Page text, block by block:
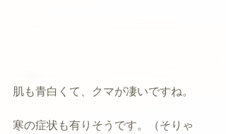
肌も青白くて、クマが凄いですね。
寒の症状も有りそうです。（そりゃ